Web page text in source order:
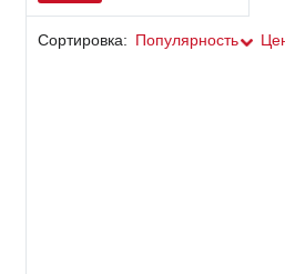
Сортировка: Популярность